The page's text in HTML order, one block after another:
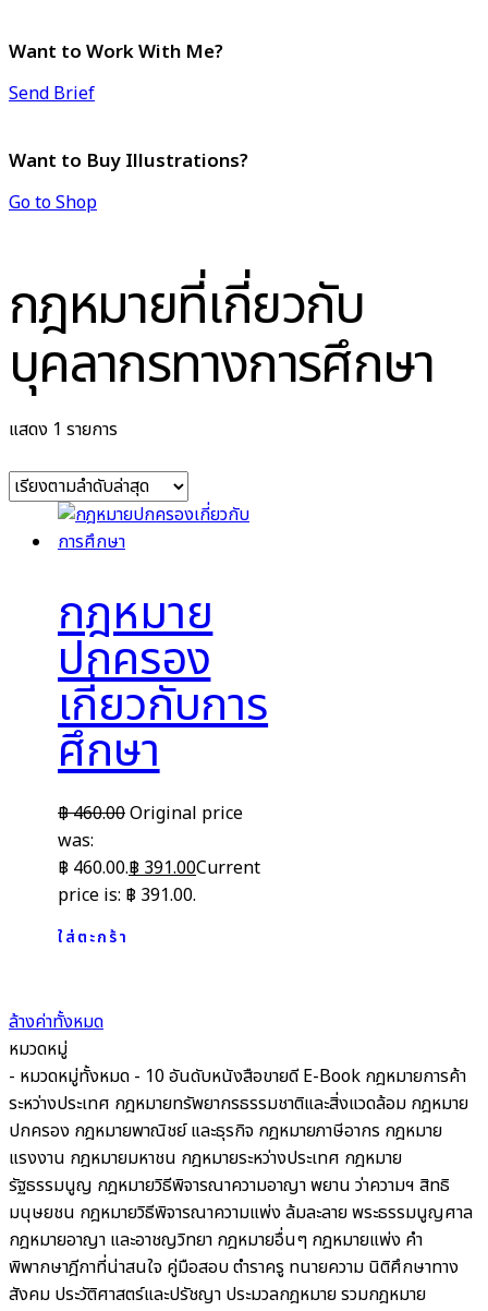
Want to Work With Me?
Send Brief
Want to Buy Illustrations?
Go to Shop
กฎหมายที่เกี่ยวกับ
บุคลากรทางการศึกษา
แสดง 1 รายการ
กฎหมาย
ปกครอง
เกี่ยวกับการ
ศึกษา
฿460.00Original price
was:
฿ 460.00.฿391.00Current
price is: ฿ 391.00.
ใส่ตะกร้า
ล้างค่าทั้งหมด
หมวดหมู่
- หมวดหมู่ทั้งหมด - 10 อันดับหนังสือขายดี E-Book กฎหมายการค้า
ระหว่างประเทศ กฎหมายทรัพยากรธรรมชาติและสิ่งแวดล้อม กฎหมาย
ปกครอง กฎหมายพาณิชย์ และธุรกิจ กฎหมายภาษีอากร กฎหมาย
แรงงาน กฎหมายมหาชน กฎหมายระหว่างประเทศ กฎหมาย
รัฐธรรมนูญ กฎหมายวิธีพิจารณาความอาญา พยาน ว่าความฯ สิทธิ
มนุษยชน กฎหมายวิธีพิจารณาความแพ่ง ล้มละลาย พระธรรมนูญศาล
กฎหมายอาญา และอาชญวิทยา กฎหมายอื่นๆ กฎหมายแพ่ง คำ
พิพากษาฎีกาที่น่าสนใจ คู่มือสอบตำราครู ทนายความ นิติศึกษาทาง
สังคม ประวัติศาสตร์และปรัชญา ประมวลกฎหมาย รวมกฎหมาย